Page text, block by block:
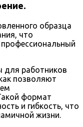
образца
что
работников
позволяют
формат
и гибкость, что
жизни.